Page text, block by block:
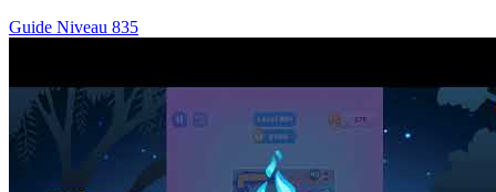
Guide Niveau 835